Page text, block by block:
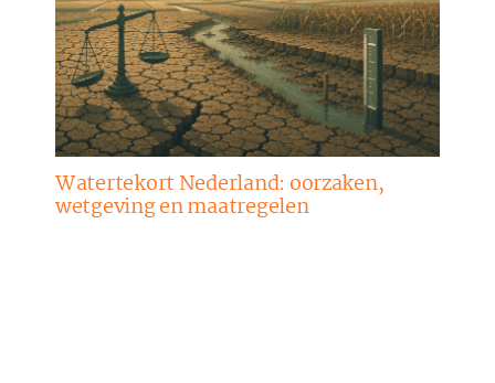
Watertekort Nederland: oorzaken,
wetgeving en maatregelen